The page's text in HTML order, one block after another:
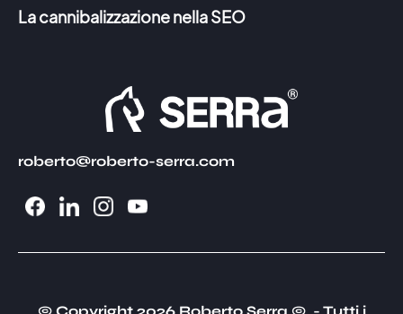
La cannibalizzazione nella SEO
roberto@roberto-serra.com